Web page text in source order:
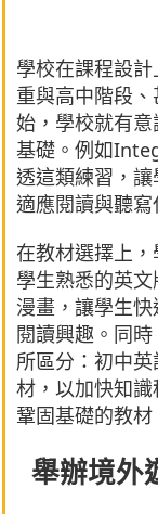
學校在課程設
重與高中階段
始，學校就有
基礎。例如
透這類練習，
適應閱讀與聽寫
在教材選擇上
學生熟悉的英
漫畫，讓學生
閱讀興趣。同
所區分：初中
材，以加快知
鞏固基礎的教
舉辦境外